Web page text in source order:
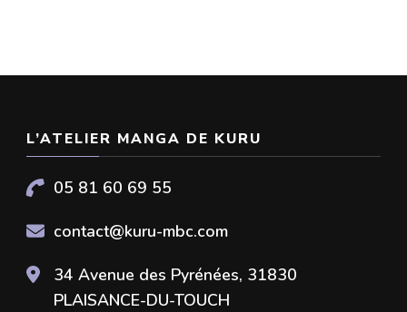
L’ATELIER MANGA DE KURU
05 81 60 69 55
contact@kuru-mbc.com
34 Avenue des Pyrénées, 31830
PLAISANCE-DU-TOUCH